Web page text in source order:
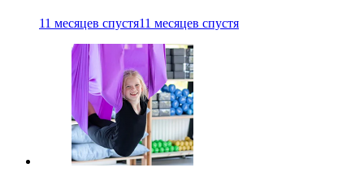
11 месяцев спустя11 месяцев спустя